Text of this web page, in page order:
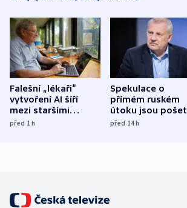
Falešní „lékaři“
vytvoření AI šíří
mezi staršími
Poláky nebezpečné
před 1h
Spekulace o
přímém ruském
útoku jsou
míní estonský
před 14h